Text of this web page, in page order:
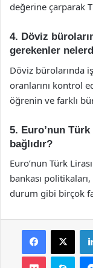
değerine çarparak
4. Döviz
gerekenler
Döviz bürolarında
oranlarını kontrol
öğrenin ve farklı
5. Euro’nun Türk
bağlıdır?
Euro’nun Türk
bankası
durum gibi birçok
Facebook
X
Pocket